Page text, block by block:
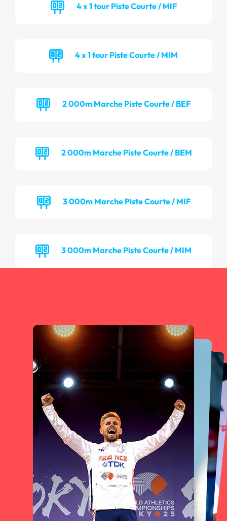
4 x 1 tour Piste Courte / MIF
4 x 1 tour Piste Courte / MIM
2 000m Marche Piste Courte / BEF
2 000m Marche Piste Courte / BEM
3 000m Marche Piste Courte / MIF
3 000m Marche Piste Courte / MIM